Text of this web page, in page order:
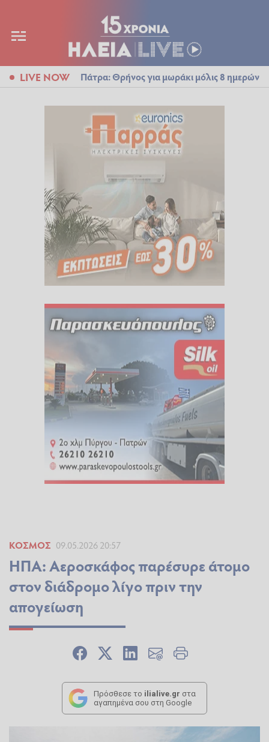
LIVE NOW Πάτρα: Θρήνος για μωράκι μόλις 8 ημερών
ΚΌΣΜΟΣ 09.05.2026 20:57
ΗΠΑ: Αεροσκάφος παρέσυρε άτομο
στον διάδρομο λίγο πριν την
απογείωση
Πρόσθεσε το ilialive.gr στα
αγαπημένα σου στη Google